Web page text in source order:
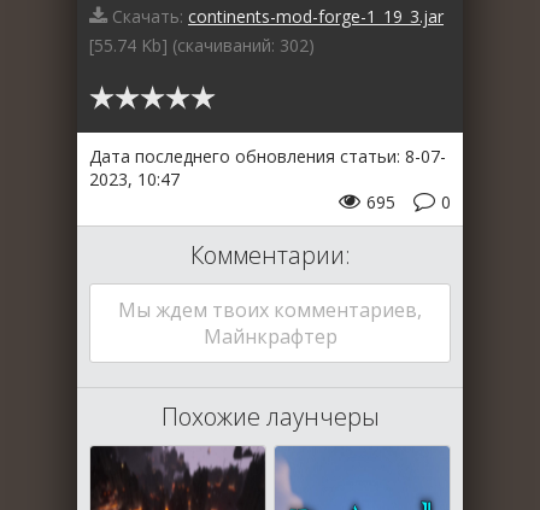
Скачать: continents-mod-forge-1_19_3.jar
[55.74 Kb] (cкачиваний: 302)
Дата последнего обновления статьи: 8-07-
2023, 10:47
0
695
Комментарии:
Мы ждем твоих комментариев,
Майнкрафтер
Похожие лаунчеры